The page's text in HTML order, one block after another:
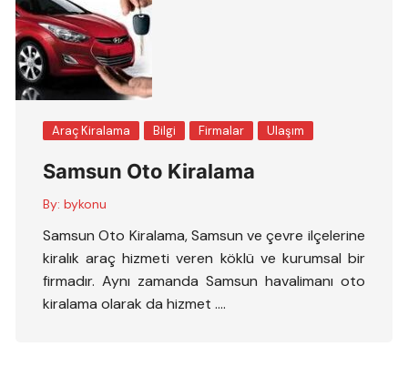
Araç Kiralama Bilgi Firmalar Ulaşım
Samsun Oto Kiralama
By: bykonu
Samsun Oto Kiralama, Samsun ve çevre ilçelerine
kiralık araç hizmeti veren köklü ve kurumsal bir
firmadır. Aynı zamanda Samsun havalimanı oto
kiralama olarak da hizmet ….